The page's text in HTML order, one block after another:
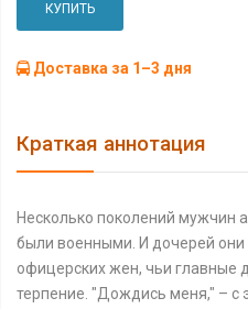
КУПИТЬ
Доставка за 1–3 дня
Краткая аннотация
Несколько поколений мужчин
были военными. И дочерей
офицерских жен, чьи главные
терпение. "Дождись меня," –